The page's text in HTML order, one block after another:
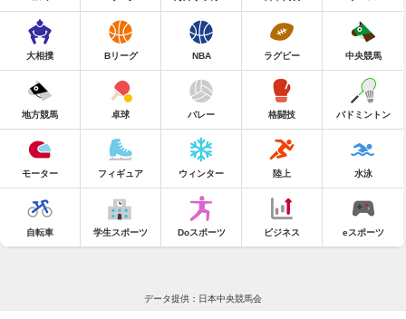
大相撲 Bリーグ NBA ラグビー 中央競馬
地方競馬 卓球 バレー 格闘技 バドミントン
モーター フィギュア ウィンター 陸上 水泳
自転車 学生スポーツ Doスポーツ ビジネス eスポーツ
データ提供：日本中央競馬会